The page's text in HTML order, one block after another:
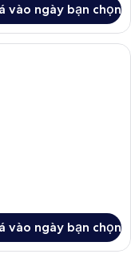
vào ngày bạn chọn
cao cấp, minibar, két
vào ngày bạn chọn